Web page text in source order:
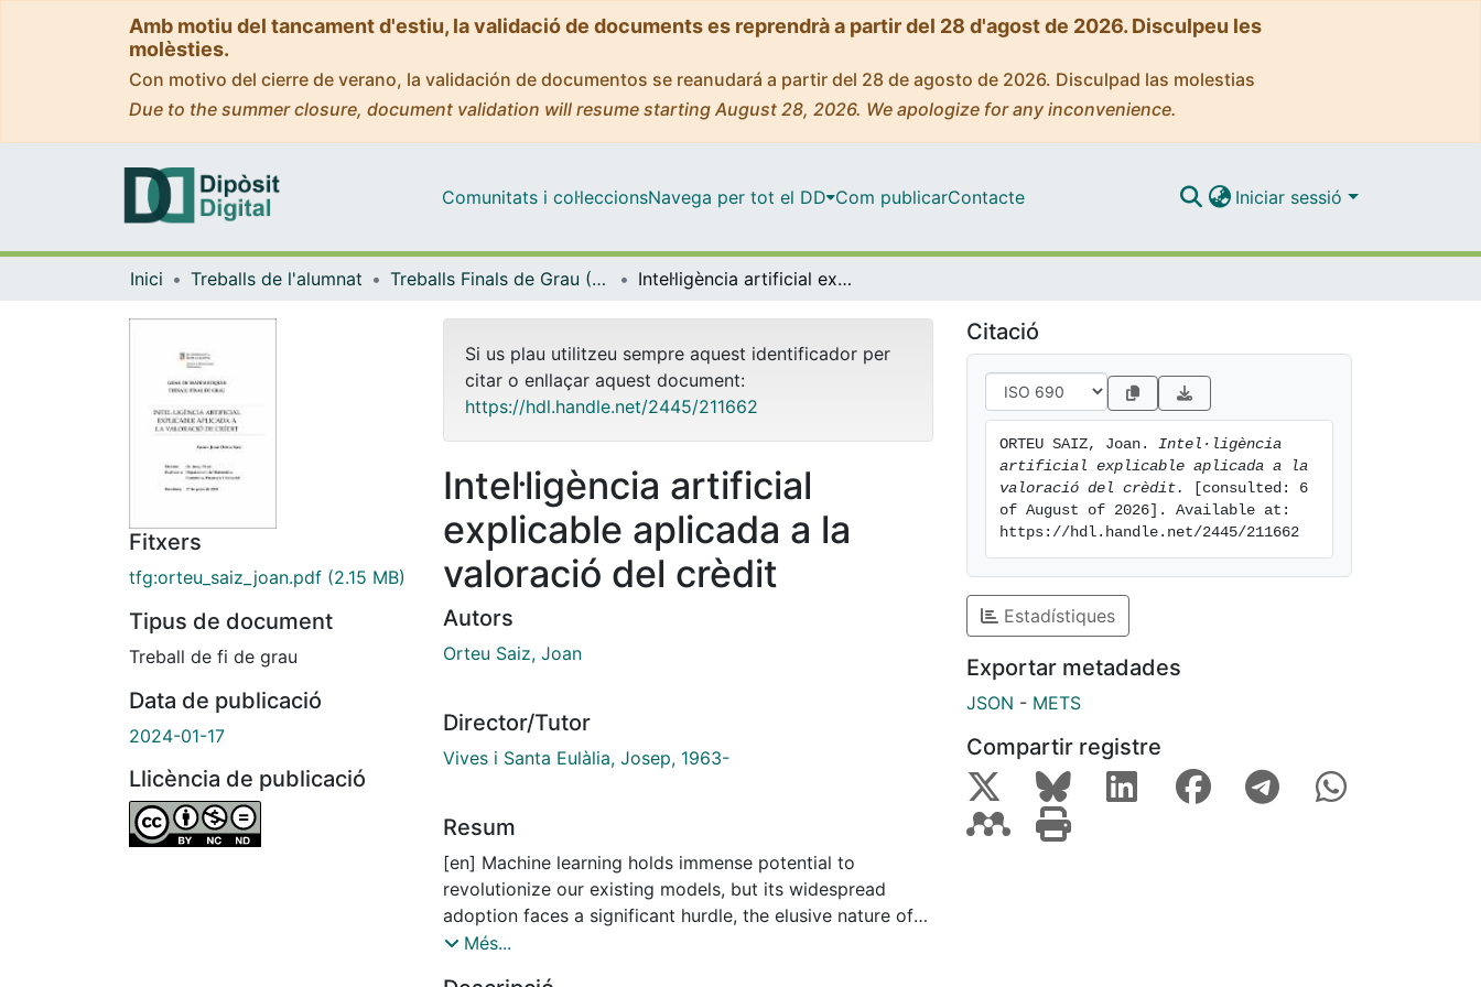
Amb motiu del tancament d'estiu, la validació de documents es reprendrà a partir del 28 d'agost de 2026. Disculpeu les
molèsties.
Con motivo del cierre de verano, la validación de documentos se reanudará a partir del 28 de agosto de 2026. Disculpad las molestias
Due to the summer closure, document validation will resume starting August 28, 2026. We apologize for any inconvenience.
Comunitats i col·leccionsNavega per tot el DD Com publicarContacte Iniciar sessió
Inici Treballs de l'alumnat Treballs Finals de Grau (TFG) - Matemàtiques Intel·ligència artificial explicable aplicada a la valoració del crèdit
Fitxers
tfg:orteu_saiz_joan.pdf (2.15 MB)
Tipus de document
Treball de fi de grau
Data de publicació
2024-01-17
Llicència de publicació
Si us plau utilitzeu sempre aquest identificador per
citar o enllaçar aquest document:
https://hdl.handle.net/2445/211662
Intel·ligència artificial
explicable aplicada a la
valoració del crèdit
Autors
Orteu Saiz, Joan
Director/Tutor
Vives i Santa Eulàlia, Josep, 1963-
Resum
[en] Machine learning holds immense potential to
revolutionize our existing models, but its widespread
adoption faces a significant hurdle, the elusive nature of
explanations provided by computers. This thesis strives to
Més...
Citació
ORTEU SAIZ, Joan. Intel·ligència
artificial explicable aplicada a la
valoració del crèdit.
[consulted: 6
of August of 2026]. Available at:
https://hdl.handle.net/2445/211662
Estadístiques
Exportar metadades
JSON - METS
Compartir registre